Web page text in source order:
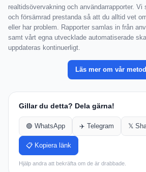
realtidsövervakning och användarrapporter.
och försämrad prestanda så att du alltid vet
eller har problem. Rapporter samlas in från
samt vårt egna utvecklade automatiserade
uppdateras kontinuerligt.
Läs mer om vår metod
Gillar du detta? Dela gärna!
🟢 WhatsApp ✈️ Telegram 𝕏
📋 Kopiera länk
Hjälp andra att bekräfta om de är drabbade.